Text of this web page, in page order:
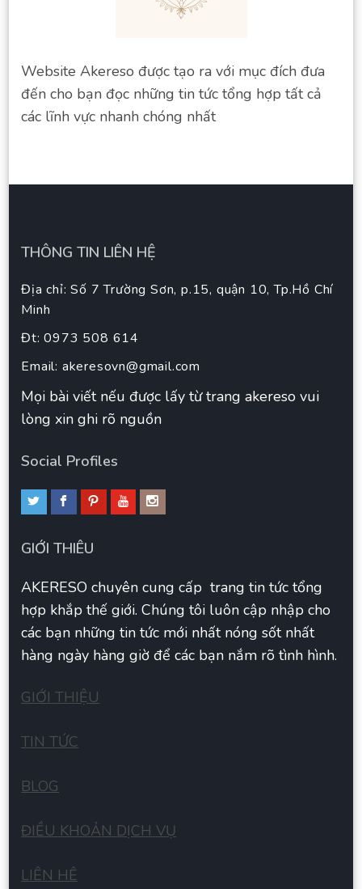
Website Akereso được tạo ra với mục đích đưa
đến cho bạn đọc những tin tức tổng hợp tất cả
các lĩnh vực nhanh chóng nhất
THÔNG TIN LIÊN HỆ
Địa chỉ: Số 7 Trường Sơn, p.15, quận 10, Tp.Hồ Chí
Minh
Đt: 0973 508 614
Email: akeresovn@gmail.com
Mọi bài viết nếu được lấy từ trang akereso vui
lòng xin ghi rõ nguồn
Social Profiles
GIỚI THIÊU
AKERESO chuyên cung cấp trang tin tức tổng
hợp khắp thế giới. Chúng tôi luôn cập nhập cho
các bạn những tin tức mới nhất nóng sốt nhất
hàng ngày hàng giờ để các bạn nắm rõ tình hình.
GIỚI THIỆU
TIN TỨC
BLOG
ĐIỀU KHOẢN DỊCH VỤ
LIÊN HÊ